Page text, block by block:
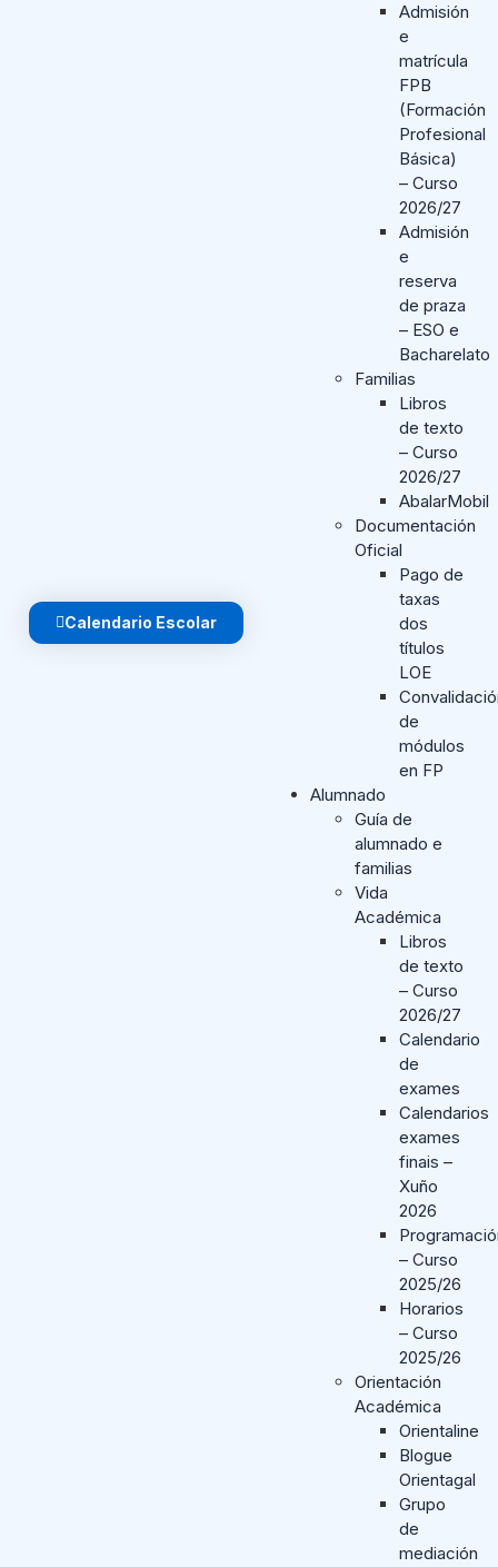
Calendario Escolar
Admisión
e
matrícula
FPB
(Formación
Profesional
Básica)
– Curso
2026/27
Admisión
e
reserva
de praza
– ESO e
Bacharelato
Familias
Libros
de texto
– Curso
2026/27
AbalarMobil
Documentación
Oficial
Pago de
taxas
dos
títulos
LOE
de
módulos
en FP
Alumnado
Guía de
alumnado e
familias
Vida
Académica
Libros
de texto
– Curso
2026/27
Calendario
de
exames
Calendarios
exames
finais –
Xuño
2026
– Curso
2025/26
Horarios
– Curso
2025/26
Orientación
Académica
Orientaline
Blogue
Orientagal
Grupo
de
mediación